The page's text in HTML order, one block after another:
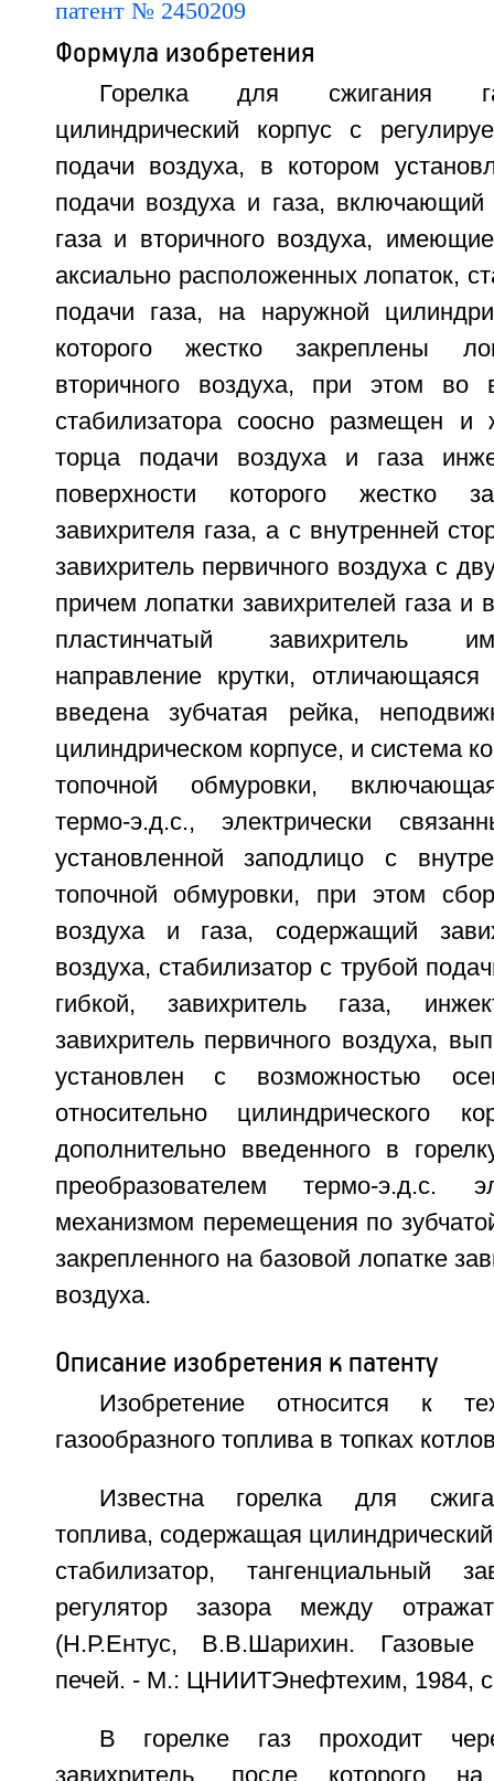
Формула изобретения
Горелка для сжигания
цилиндрический корпус с
подачи воздуха, в котором
подачи воздуха и газа, включающий
газа и вторичного воздуха,
аксиально расположенных лопаток,
подачи газа, на наружной
которого жестко закреплены
вторичного воздуха, при этом во
стабилизатора соосно размещен и
торца подачи воздуха и газа
поверхности которого жестко
завихрителя газа, а с внутренней
завихритель первичного воздуха с
причем лопатки завихрителей газа и
пластинчатый завихритель
направление крутки,
введена зубчатая рейка,
цилиндрическом корпусе, и система
топочной обмуровки,
термо-э.д.с., электрически
установленной заподлицо с
топочной обмуровки, при этом
воздуха и газа, содержащий
воздуха, стабилизатор с трубой
гибкой, завихритель газа,
завихритель первичного воздуха,
установлен с возможностью
относительно цилиндрического
дополнительно введенного в
преобразователем термо-э.д.с.
механизмом перемещения по
закрепленного на базовой лопатке
воздуха.
Описание изобретения к патенту
Изобретение относится к
газообразного топлива в топках
Известна горелка для
топлива, содержащая
стабилизатор, тангенциальный
регулятор зазора между
(Н.Р.Ентус, В.В.Шарихин. Газовые
печей. - М.: ЦНИИТЭнефтехим, 1984,
В горелке газ проходит
завихритель, после которого